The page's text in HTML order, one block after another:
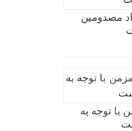
مصدومین
با توجه به